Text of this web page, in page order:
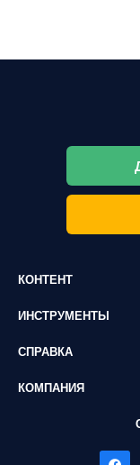
КОНТЕНТ
ИНСТРУМЕНТЫ
СПРАВКА
КОМПАНИЯ